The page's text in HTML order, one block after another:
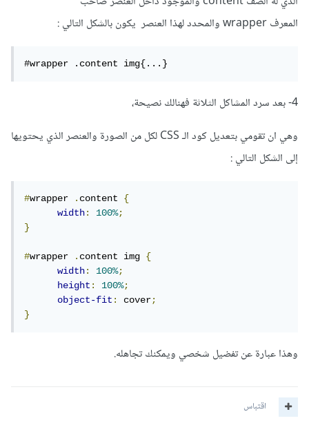
المعرف wrapper والمحدد لهذا العنصر يكون بالشكل التالي
#wrapper .content img{...}
4- بعد سرد المشاكل الثلاثة فهنالك نصيحة،
وهي ان تقومي بتعديل كود الـ CSS لكل من الصورة والعنصر الذي يحتويها
إلى الشكل التالي
#wrapper .content {
width: 100%;
}
#wrapper .content img {
width: 100%;
height: 100%;
object-fit: cover;
}
وهذا عبارة عن تفضيل شخصي ويمكنك تجاهله.
اقتباس